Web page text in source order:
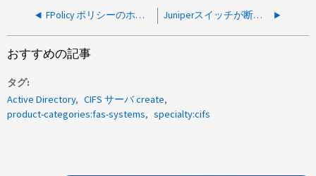
FPolicy ポリシーのホワイトリストにすでに拡張子が追加されていても、アクセスが拒否された Excel ファイルまたは Word ファイルを保存できません Juniperスイッチが断続的に現在の状態またはLACP周期レートに対してデフォルトになっている
おすすめの記事
タグ
Active Directory
CIFS サーバ create
product-categories:fas-systems
specialty:cifs